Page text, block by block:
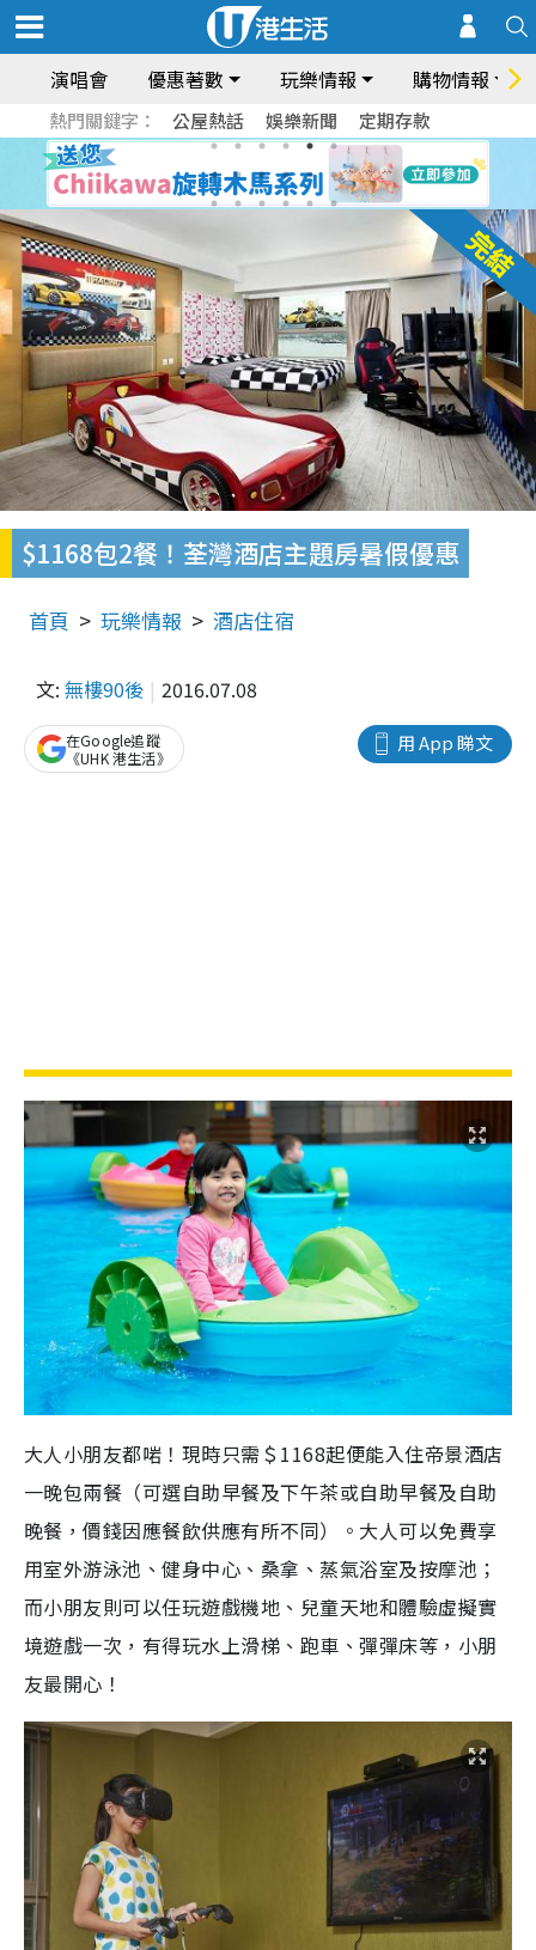
演唱會 優惠著數 玩樂情報 購物情報
熱門關鍵字： 公屋熱話 娛樂新聞 定期存款
$1168包2餐！荃灣酒店主題房暑假優惠
首頁 玩樂情報 酒店住宿
文: 無樓90後 2016.07.08
用 App 睇文
在Google追蹤
《UHK 港生活》
大人小朋友都啱！現時只需＄1168起便能入住帝景酒店
一晚包兩餐（可選自助早餐及下午茶或自助早餐及自助
晚餐，價錢因應餐飲供應有所不同）。大人可以免費享
用室外游泳池、健身中心、桑拿、蒸氣浴室及按摩池；
而小朋友則可以任玩遊戲機地、兒童天地和體驗虛擬實
境遊戲一次，有得玩水上滑梯、跑車、彈彈床等，小朋
友最開心！